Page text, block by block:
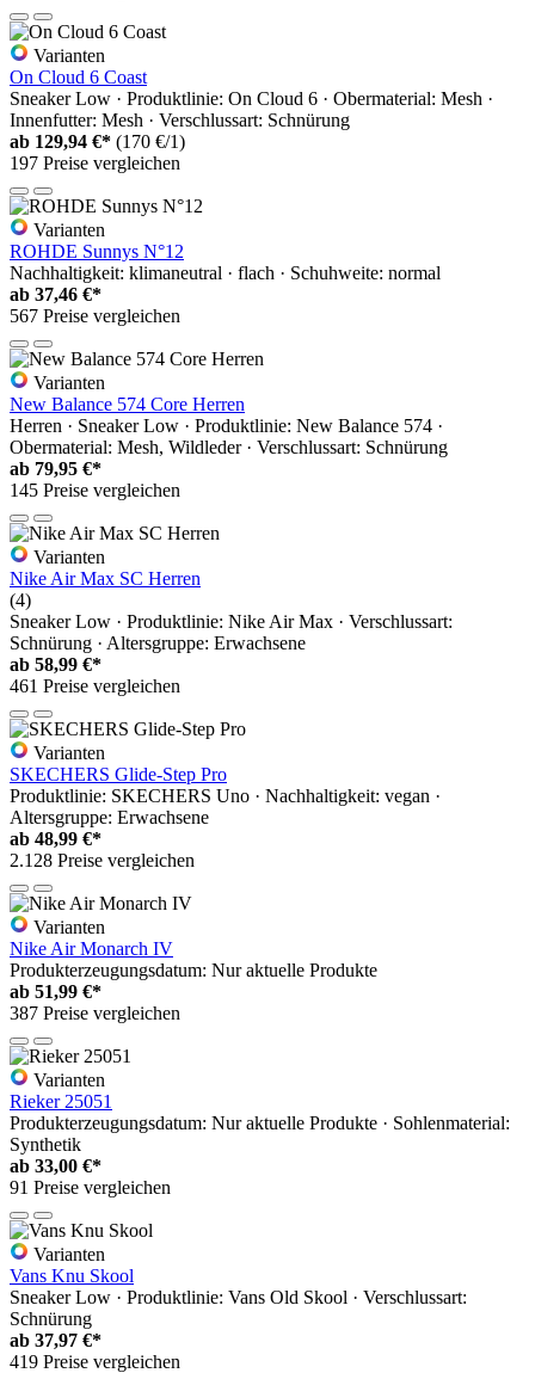
Varianten
On Cloud 6 Coast
Sneaker Low · Produktlinie: On Cloud 6 · Obermaterial: Mesh ·
Innenfutter: Mesh · Verschlussart: Schnürung
ab 129,94 €* (170 €/1)
197 Preise vergleichen
Varianten
ROHDE Sunnys N°12
Nachhaltigkeit: klimaneutral · flach · Schuhweite: normal
ab 37,46 €*
567 Preise vergleichen
Varianten
New Balance 574 Core Herren
Herren · Sneaker Low · Produktlinie: New Balance 574 ·
Obermaterial: Mesh, Wildleder · Verschlussart: Schnürung
ab 79,95 €*
145 Preise vergleichen
Varianten
Nike Air Max SC Herren
(4)
Sneaker Low · Produktlinie: Nike Air Max · Verschlussart:
Schnürung · Altersgruppe: Erwachsene
ab 58,99 €*
461 Preise vergleichen
Varianten
SKECHERS Glide-Step Pro
Produktlinie: SKECHERS Uno · Nachhaltigkeit: vegan ·
Altersgruppe: Erwachsene
ab 48,99 €*
2.128 Preise vergleichen
Varianten
Nike Air Monarch IV
Produkterzeugungsdatum: Nur aktuelle Produkte
ab 51,99 €*
387 Preise vergleichen
Varianten
Rieker 25051
Produkterzeugungsdatum: Nur aktuelle Produkte · Sohlenmaterial:
Synthetik
ab 33,00 €*
91 Preise vergleichen
Varianten
Vans Knu Skool
Sneaker Low · Produktlinie: Vans Old Skool · Verschlussart:
Schnürung
ab 37,97 €*
419 Preise vergleichen